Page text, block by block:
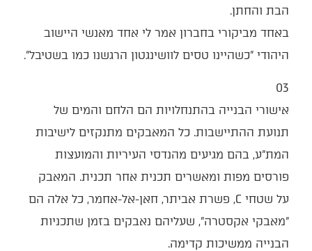
הבת והחתן.
באחד מביקורי בחברון אמר לי אחד מאנשי היישוב
היהודי "כשהיינו טסים לוושינגטון הרגשנו כמו בשטיבל".
03
אישורי הבנייה בהתנחלויות הם הלחם והמים של
תנועת ההתיישבות. כל המאבקים מתנקזים לישיבות
המת"ע, בהם מגיעים מהנדסי העיריות והמועצות
פורסים מפות ומאשרים תכנית אחר תכנית. המאבק
על שטחי C, פשרת אביתר, חאן-אל-אחמר, כל אלה הם
"מאבקי אקסטרה", שעליהם נאבקים בזמן שתכניות
הבנייה ממשיכות קדימה.